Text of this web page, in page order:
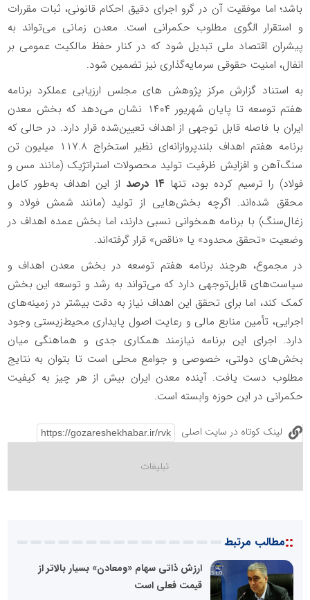
باشد؛ اما موفقیت آن در گرو اجرای دقیق احکام قانونی، ثبات مقررات
و استقرار الگوی مطلوب حکمرانی است. معدن زمانی می‌تواند به
پیشران اقتصاد ملی تبدیل شود که در کنار حفظ مالکیت عمومی بر
انفال، امنیت حقوقی سرمایه‌گذاری نیز تضمین شود.
به استناد گزارش مرکز پژوهش های مجلس ارزیابی عملکرد برنامه
هفتم توسعه تا پایان شهریور ۱۴۰۴ نشان می‌دهد که بخش معدن
ایران با فاصله قابل توجهی از اهداف تعیین‌شده قرار دارد. در حالی که
برنامه هفتم اهداف بلندپروازانه‌ای نظیر استخراج ۱۱۷.۸ میلیون تن
سنگ‌آهن و افزایش ظرفیت تولید محصولات استراتژیک (مانند مس و
فولاد) را ترسیم کرده بود، تنها۱۴ درصد از این اهداف به‌طور کامل
محقق شده‌اند. اگرچه بخش‌هایی از تولید (مانند شمش فولاد و
زغال‌سنگ) با برنامه همخوانی نسبی دارند، اما بخش عمده اهداف در
وضعیت «تحقق محدود» یا «ناقص» قرار گرفته‌اند.
در مجموع، هرچند برنامه هفتم توسعه در بخش معدن اهداف و
سیاست‌های قابل‌توجهی دارد که می‌تواند به رشد و توسعه این بخش
کمک کند، اما برای تحقق این اهداف نیاز به دقت بیشتر در زمینه‌های
اجرایی، تأمین منابع مالی و رعایت اصول پایداری محیط‌زیستی وجود
دارد. اجرای این برنامه نیازمند همکاری جدی و هماهنگی میان
بخش‌های دولتی، خصوصی و جوامع محلی است تا بتوان به نتایج
مطلوب دست یافت. آینده معدن ایران بیش از هر چیز به کیفیت
حکمرانی در این حوزه وابسته است.
لینک کوتاه در سایت اصلی
::مطالب مرتبط
ارزش ذاتی سهام «ومعادن» بسیار بالاتر از
قیمت فعلی است